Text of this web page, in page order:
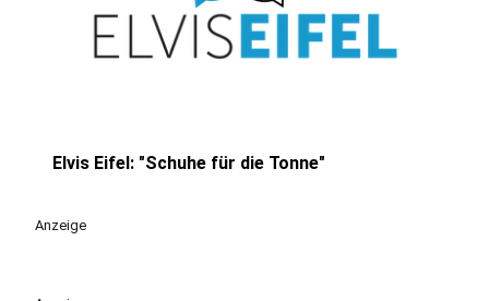
Elvis Eifel: "Schuhe für die Tonne"
Anzeige